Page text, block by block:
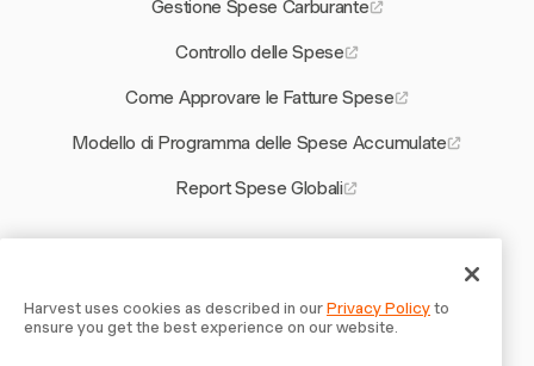
Gestione Spese Carburante
Controllo delle Spese
Come Approvare le Fatture Spese
Modello di Programma delle Spese Accumulate
Report Spese Globali
Quante Ore Sono Considerate Part-Time
Harvest uses cookies as described in ourPrivacy Policyto
ensure you get the best experience on our website.